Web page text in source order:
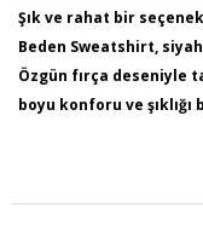
Şık ve rahat bir
Beden Sweatshirt,
Özgün fırça deseniyle
boyu konforu ve